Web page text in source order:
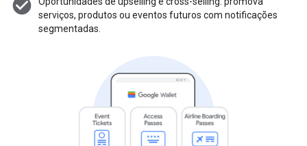
check_circle
serviços, produtos ou eventos futuros com notificações
segmentadas.